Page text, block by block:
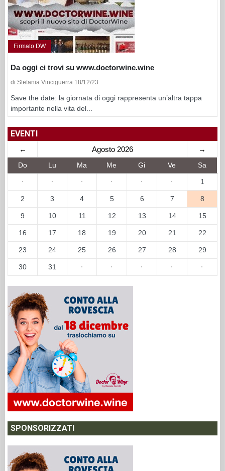
Firmato DW
Da oggi ci trovi su www.doctorwine.wine
di Stefania Vinciguerra 18/12/23
Save the date: la giornata di oggi rappresenta un’altra tappa
importante nella vita del...
EVENTI
← Agosto 2026 →
Do Lu Ma Me Gi Ve Sa
· · · · · · 1
2 3 4 5 6 7 8
9 10 11 12 13 14 15
16 17 18 19 20 21 22
23 24 25 26 27 28 29
30 31 · · · · ·
SPONSORIZZATI